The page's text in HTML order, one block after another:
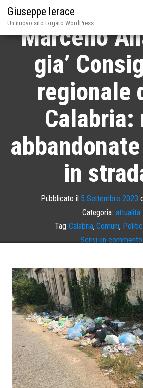
Giuseppe Ierace
Un nuovo sito targato WordPressL’appello
Marcello
gia’
regionale
Calabria:
in
Pubblicato il 5 Settembre 2023
Categoria: attualità
Tag Calabria, Comuni,
Scrivi un commento